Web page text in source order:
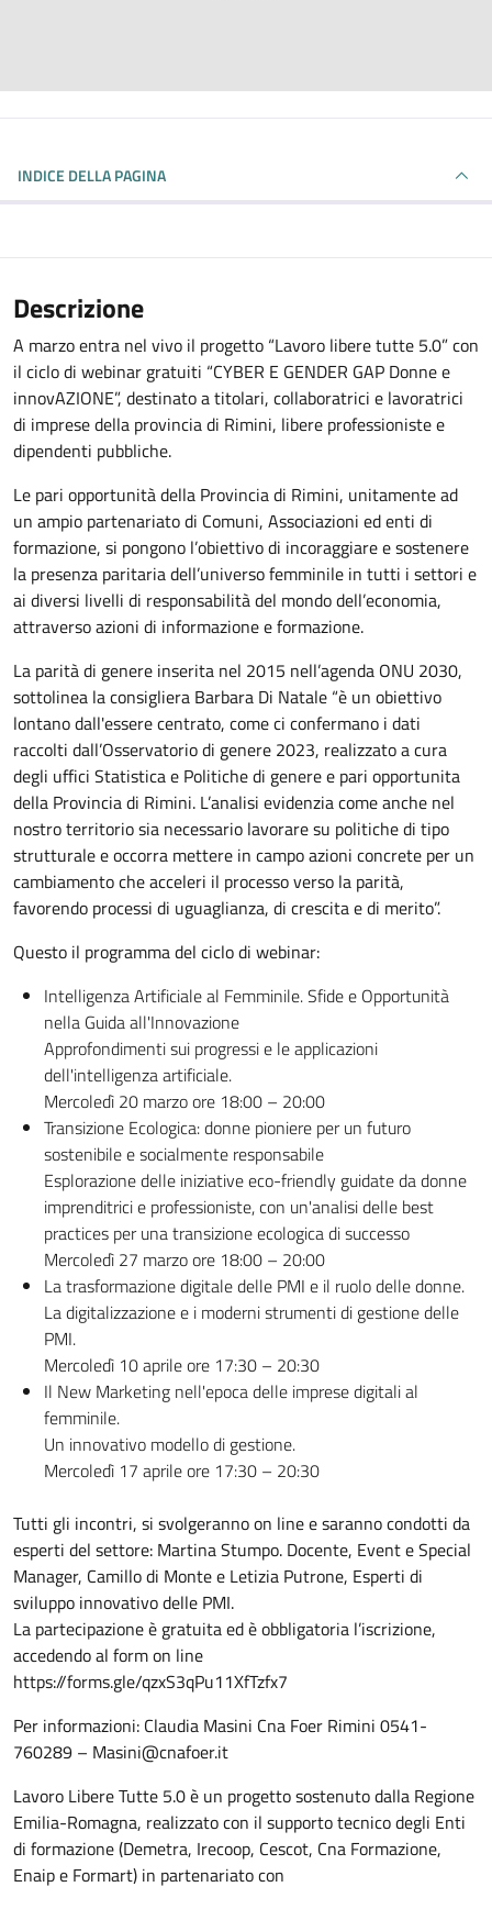
INDICE DELLA PAGINA
Descrizione
A marzo entra nel vivo il progetto “Lavoro libere tutte 5.0” con
il ciclo di webinar gratuiti “CYBER E GENDER GAP Donne e
innovAZIONE”, destinato a titolari, collaboratrici e lavoratrici
di imprese della provincia di Rimini, libere professioniste e
dipendenti pubbliche.
Le pari opportunità della Provincia di Rimini, unitamente ad
un ampio partenariato di Comuni, Associazioni ed enti di
formazione, si pongono l’obiettivo di incoraggiare e sostenere
la presenza paritaria dell’universo femminile in tutti i settori e
ai diversi livelli di responsabilità del mondo dell’economia,
attraverso azioni di informazione e formazione.
La parità di genere inserita nel 2015 nell’agenda ONU 2030,
sottolinea la consigliera Barbara Di Natale “è un obiettivo
lontano dall'essere centrato, come ci confermano i dati
raccolti dall’Osservatorio di genere 2023, realizzato a cura
degli uffici Statistica e Politiche di genere e pari opportunita
della Provincia di Rimini. L’analisi evidenzia come anche nel
nostro territorio sia necessario lavorare su politiche di tipo
strutturale e occorra mettere in campo azioni concrete per un
cambiamento che acceleri il processo verso la parità,
favorendo processi di uguaglianza, di crescita e di merito”.
Questo il programma del ciclo di webinar:
Intelligenza Artificiale al Femminile. Sfide e Opportunità
nella Guida all'Innovazione
Approfondimenti sui progressi e le applicazioni
dell'intelligenza artificiale.
Mercoledì 20 marzo ore 18:00 – 20:00
Transizione Ecologica: donne pioniere per un futuro
sostenibile e socialmente responsabile
Esplorazione delle iniziative eco-friendly guidate da donne
imprenditrici e professioniste, con un'analisi delle best
practices per una transizione ecologica di successo
Mercoledì 27 marzo ore 18:00 – 20:00
La trasformazione digitale delle PMI e il ruolo delle donne.
La digitalizzazione e i moderni strumenti di gestione delle
PMI.
Mercoledì 10 aprile ore 17:30 – 20:30
Il New Marketing nell'epoca delle imprese digitali al
femminile.
Un innovativo modello di gestione.
Mercoledì 17 aprile ore 17:30 – 20:30
Tutti gli incontri, si svolgeranno on line e saranno condotti da
esperti del settore: Martina Stumpo. Docente, Event e Special
Manager, Camillo di Monte e Letizia Putrone, Esperti di
sviluppo innovativo delle PMI.
La partecipazione è gratuita ed è obbligatoria l’iscrizione,
accedendo al form on line
https://forms.gle/qzxS3qPu11XfTzfx7
Per informazioni: Claudia Masini Cna Foer Rimini 0541-
760289 – Masini@cnafoer.it
Lavoro Libere Tutte 5.0 è un progetto sostenuto dalla Regione
Emilia-Romagna, realizzato con il supporto tecnico degli Enti
di formazione (Demetra, Irecoop, Cescot, Cna Formazione,
Enaip e Formart) in partenariato con